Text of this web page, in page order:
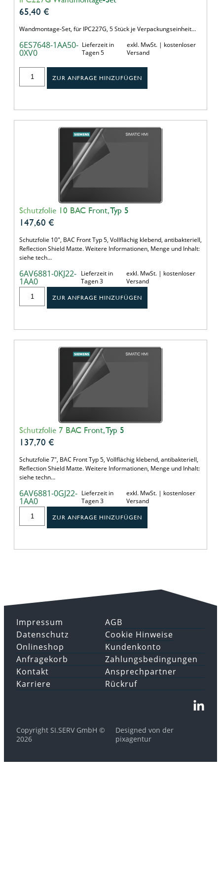
65,40 €
Wandmontage-Set, für IPC227G, 5 Stück je Verpackungseinheit…
6ES7648-1AA50-
0XV0
Lieferzeit in
Tagen 5
exkl. MwSt. | kostenloser
Versand
ZUR ANFRAGE HINZUFÜGEN
Schutzfolie 10 BAC Front, Typ 5
147,60 €
Schutzfolie 10", BAC Front Typ 5, Vollflächig klebend, antibakteriell,
Reflection Shield Matte. Weitere Informationen, Menge und Inhalt:
siehe tech…
6AV6881-0KJ22-
1AA0
Lieferzeit in
Tagen 3
exkl. MwSt. | kostenloser
Versand
ZUR ANFRAGE HINZUFÜGEN
Schutzfolie 7 BAC Front, Typ 5
137,70 €
Schutzfolie 7", BAC Front Typ 5, Vollflächig klebend, antibakteriell,
Reflection Shield Matte. Weitere Informationen, Menge und Inhalt:
siehe techn…
6AV6881-0GJ22-
1AA0
Lieferzeit in
Tagen 3
exkl. MwSt. | kostenloser
Versand
ZUR ANFRAGE HINZUFÜGEN
Impressum
Datenschutz
AGB
Cookie Hinweise
Onlineshop
Anfragekorb
Kundenkonto
Zahlungsbedingungen
Kontakt
Karriere
Ansprechpartner
Rückruf
Copyright SI.SERV GmbH ©
2026
Designed von der
pixagentur